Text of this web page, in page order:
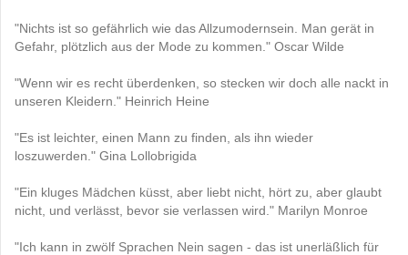
"Nichts ist so gefährlich wie das Allzumodernsein. Man gerät in
Gefahr, plötzlich aus der Mode zu kommen." Oscar Wilde
"Wenn wir es recht überdenken, so stecken wir doch alle nackt in
unseren Kleidern." Heinrich Heine
"Es ist leichter, einen Mann zu finden, als ihn wieder
loszuwerden." Gina Lollobrigida
"Ein kluges Mädchen küsst, aber liebt nicht, hört zu, aber glaubt
nicht, und verlässt, bevor sie verlassen wird." Marilyn Monroe
"Ich kann in zwölf Sprachen Nein sagen - das ist unerläßlich für